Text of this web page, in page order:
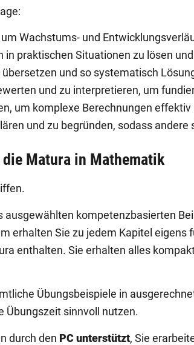
Wachstums- und
praktischen Situationen zu lösen
und so systematisch
und zu interpretieren, um
um komplexe Berechnungen
und zu begründen, sodass andere
Matura in Mathematik
ausgewählten kompetenzbasierten
erhalten Sie zu jedem Kapitel
enthalten. Sie erhalten alles
Übungsbeispiele in
Übungszeit sinnvoll nutzen.
durch den PC unterstützt, Sie